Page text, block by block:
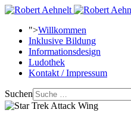
">Willkommen
Inklusive Bildung
Informationsdesign
Ludothek
Kontakt / Impressum
Suchen